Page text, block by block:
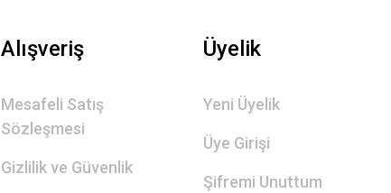
Alışveriş
Mesafeli Satış
Sözleşmesi
Gizlilik ve Güvenlik
Üyelik
Yeni Üyelik
Üye Girişi
Şifremi Unuttum